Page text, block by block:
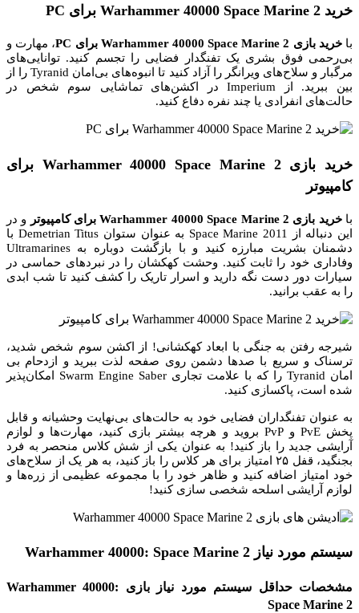
خرید Warhammer 40000 Space Marine 2 برای PC
باخرید بازی Warhammer 40000 Space Marine 2 برای PC
، مهارت و
بی‌رحمی فوق بشری یک تفنگدار فضایی را تجسم کنید. توانایی‌های
مرگبار و سلاح‌های ویرانگر را آزاد کنید تا انبوه‌های بی‌امان Tyranid را از
بین ببرید. از Imperium در اکشن‌های تماشایی سوم شخص در
حالت‌های انفرادی یا چند نفره دفاع کنید.
خرید بازی Warhammer 40000 Space Marine 2 برای
کامپیوتر
باخرید بازی Warhammer 40000 Space Marine 2 برای کامپیوتر
و در
این دنباله از Space Marine 2011 به عنوان ستوان Demetrian Titus با
دشمنان بشریت مبارزه کنید و با بازگشت دوباره به Ultramarines
وفاداری خود را ثابت کنید. وحشت کهکشان را در نبردهای حماسی در
سیارات دور دست نگه دارید و اسرار تاریک را کشف کنید تا شب ابدی
را به عقب برانید.
شیرجه رفتن به جنگی با ابعاد کهکشانی! از اکشن سوم شخص شدید،
ترسناک و سریع با صدها دشمن روی صفحه لذت ببرید و ازدحام بی
امان Tyranid را که با علامت تجاری Swarm Engine Saber امکان‌پذیر
شده است، پاکسازی کنید.
به عنوان تفنگداران فضایی خود به حالت‌های بی‌نهایت وحشیانه و قابل
پخش PvE و PvP بروید و هرچه بیشتر بازی کنید، مهارت‌ها و لوازم
آرایشی جدید را باز کنید! به عنوان یکی از شش کلاس منحصر به فرد
بجنگید، قفل ۲۵ امتیاز برای هر کلاس را باز کنید، به هر یک از سلاح‌های
خود امتیاز اضافه کنید و ظاهر خود را با مجموعه عظیمی از زره‌ها و
لوازم آرایشی اسلحه شخصی سازی کنید!
سیستم مورد نیاز Warhammer 40000: Space Marine 2
مشخصات حداقل سیستم مورد نیاز بازی Warhammer 40000:
Space Marine 2